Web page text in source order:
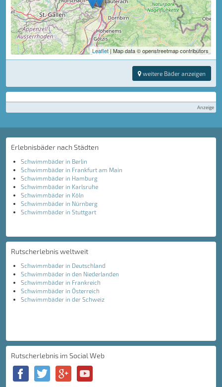
Leaflet | Map data © openstreetmap contributors
weitere Bäder anzeigen
Anzeige
Erlebnisbäder nach Städten
Schwimmbäder in Berlin
Schwimmbäder in Frankfurt am Main
Schwimmbäder in Hamburg
Schwimmbäder in Karlsruhe
Schwimmbäder in Köln
Schwimmbäder in Nürnberg
Schwimmbäder in Stuttgart
Rutscherlebnis weltweit
Schwimmbäder in Deutschland
Schwimmbäder in den Niederlanden
Schwimmbäder in Frankreich
Schwimmbäder in Österreich
Schwimmbäder in der Schweiz
Rutscherlebnis im Social Web